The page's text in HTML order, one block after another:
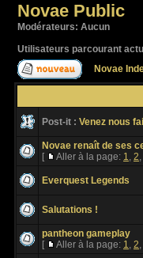
Novae Public
Modérateurs: Aucun
Utilisateurs parcourant
Novae
Post-it : Venez nous
Novae renaît de ses
[
Aller à la page: 1, 2,
Everquest Legends
Salutations !
pantheon gameplay
[
Aller à la page: 1, 2,